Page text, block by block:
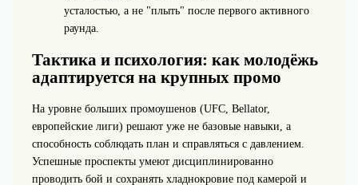
усталостью, а не "плыть" после первого активного
раунда.
Тактика и психология: как молодёжь
адаптируется на крупных промо
На уровне больших промоушенов (UFC, Bellator,
европейские лиги) решают уже не базовые навыки, а
способность соблюдать план и справляться с давлением.
Успешные проспекты умеют дисциплинированно
проводить бой и сохранять хладнокровие под камерой и